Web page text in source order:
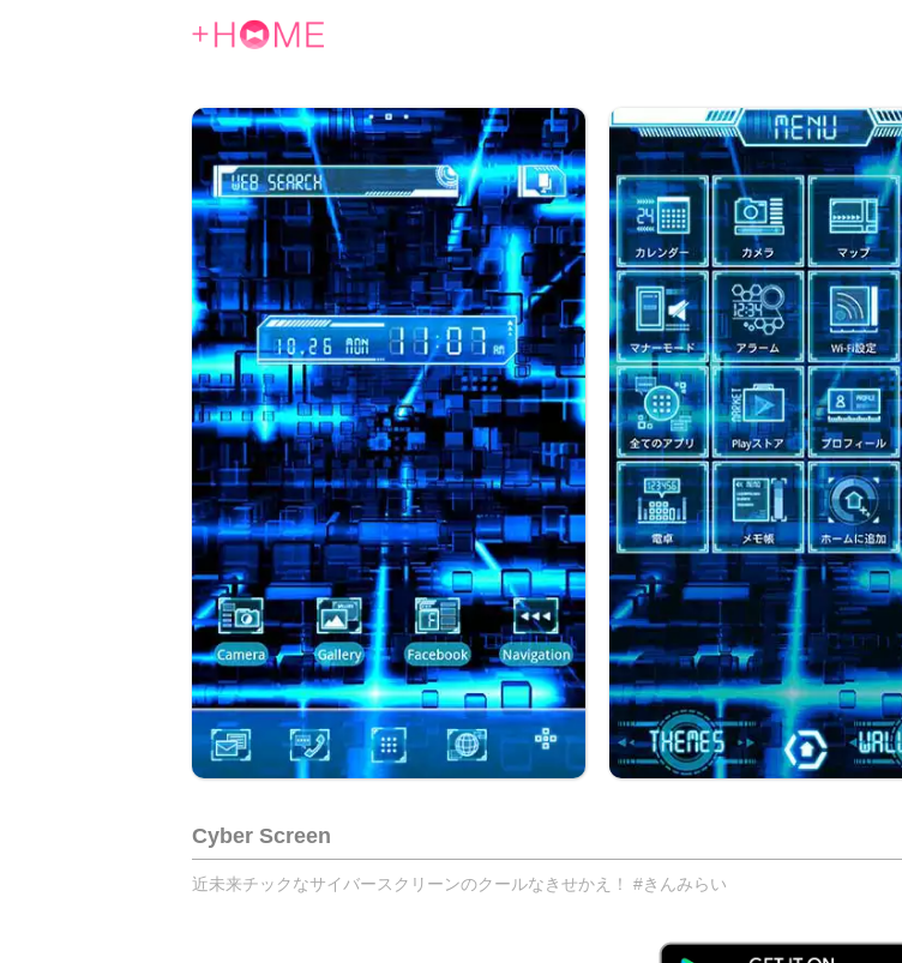
Cyber Screen
近未来チックなサイバースクリーンのクールなきせかえ！ #きんみらい